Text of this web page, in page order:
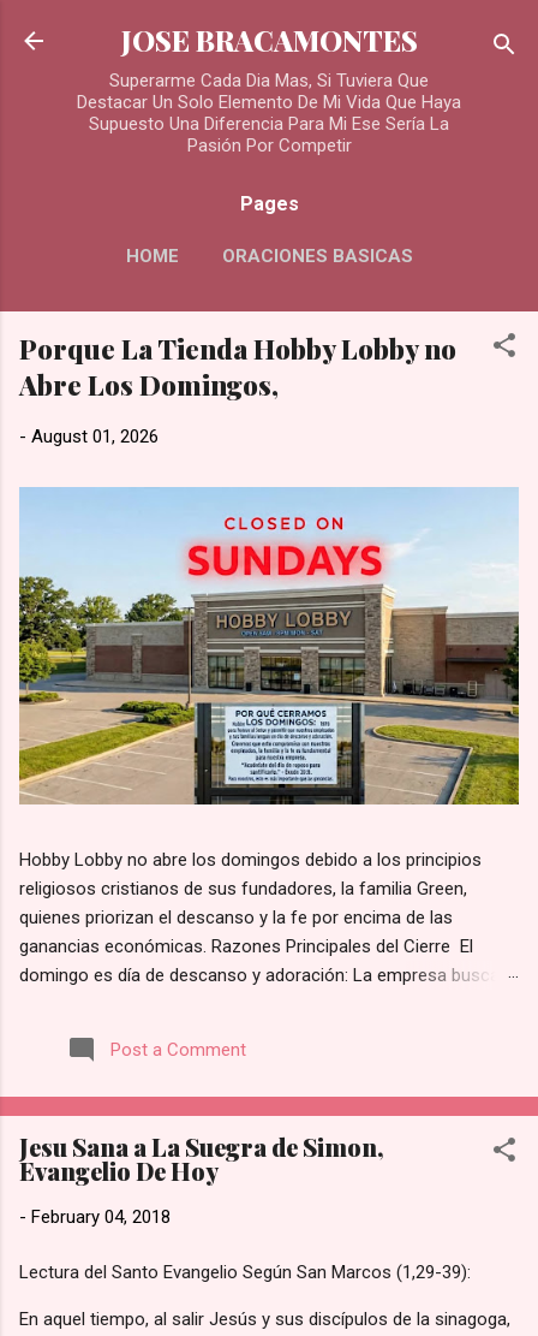
Skip to main content
JOSE BRACAMONTES
Superarme Cada Dia Mas, Si Tuviera Que
Destacar Un Solo Elemento De Mi Vida Que Haya
Supuesto Una Diferencia Para Mi Ese Sería La
Pasión Por Competir
Pages
HOME ORACIONES BASICAS
MORE…
ORACIONES PARA LOS DIFUNTOS
Porque La Tienda Hobby Lobby no
Abre Los Domingos,
- August 01, 2026
Hobby Lobby no abre los domingos debido a los principios
religiosos cristianos de sus fundadores, la familia Green,
quienes priorizan el descanso y la fe por encima de las
ganancias económicas. Razones Principales del Cierre El
domingo es día de descanso y adoración: La empresa busca
Según su página web, la razón por la que Hobby Lobby cierra
los domingos es para “darles a nuestros empleados y clientes
publicado en su sección de Preguntas Frecuentes de Hobby
Lobby. Prioridad Sobre las Ganancias: La directiva reconoce
que esta medida representa una pérdida financiera sustancial
al no operar en un día de altas ventas. Sin embargo, sostienen
utilidades del negocio. Tradición de la empresa: Esta política
que se inaugur...
Post a Comment
Jesu Sana a La Suegra de Simon,
Evangelio De Hoy
- February 04, 2018
Lectura del Santo Evangelio Según San Marcos (1,29-39):
En aquel tiempo, al salir Jesús y sus discípulos de la sinagoga,